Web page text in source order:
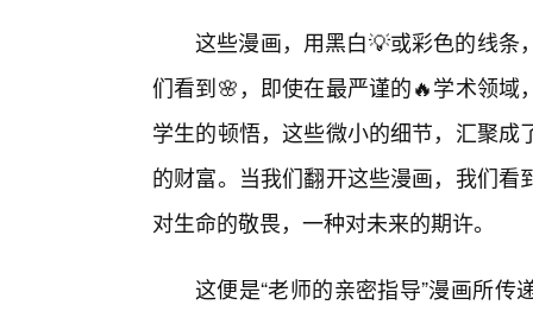
这些漫画，用黑白💡或彩色的线条
们看到🌸，即使在最严谨的🔥学术领
学生的顿悟，这些微小的细节，汇聚
的财富。当我们翻开这些漫画，我们
对生命的敬畏，一种对未来的期许。
这便是“老师的亲密指导”漫画所